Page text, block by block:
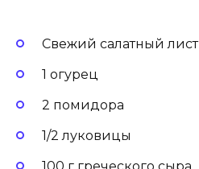
Свежий салатный лист
1 огурец
2 помидора
1/2 луковицы